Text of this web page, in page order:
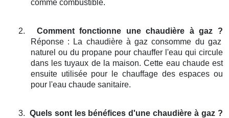
comme combustible.
2.
Comment fonctionne une chaudière à gaz ?
Réponse : La chaudière à gaz consomme du gaz
naturel ou du propane pour chauffer l'eau qui circule
dans les tuyaux de la maison. Cette eau chaude est
ensuite utilisée pour le chauffage des espaces ou
pour l'eau chaude sanitaire.
3. Quels sont les bénéfices d'une chaudière à gaz ?